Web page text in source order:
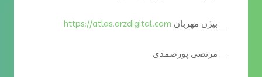
_ بیژن مهربان https://atlas.arzdigital.com
_ مرتضی پورصمدی